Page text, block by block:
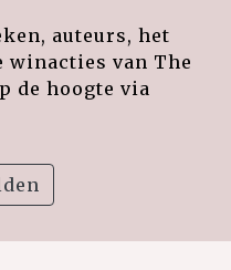
auteurs, het
winacties van The
de hoogte via